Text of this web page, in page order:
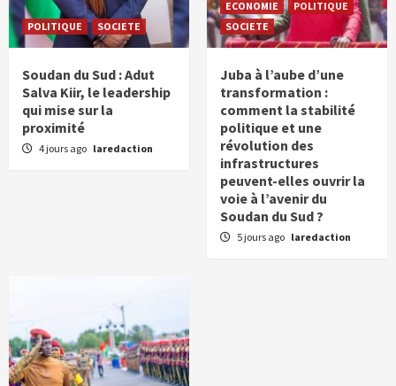
POLITIQUE SOCIETE
Soudan du Sud : Adut
Salva Kiir, le leadership
qui mise sur la
proximité
4 jours ago laredaction
ECONOMIE
POLITIQUE
SOCIETE
Juba à l’aube d’une
transformation :
comment la stabilité
politique et une
révolution des
infrastructures
peuvent-elles ouvrir la
voie à l’avenir du
Soudan du Sud ?
5 jours ago laredaction